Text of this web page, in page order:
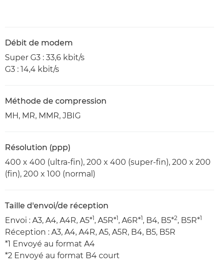
Débit de modem
Super G3 : 33,6 kbit/s
G3 : 14,4 kbit/s
Méthode de compression
MH, MR, MMR, JBIG
Résolution (ppp)
400 x 400 (ultra-fin), 200 x 400 (super-fin), 200 x 200
(fin), 200 x 100 (normal)
Taille d'envoi/de réception
Envoi : A3, A4, A4R, A5*1, A5R*1, A6R*1, B4, B5*2, B5R*1
Réception : A3, A4, A4R, A5, A5R, B4, B5, B5R
*1 Envoyé au format A4
*2 Envoyé au format B4 court